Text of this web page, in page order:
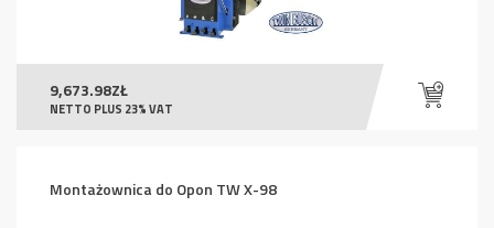
9,673.98ZŁ
NETTO PLUS 23% VAT
Montażownica do Opon TW X-98